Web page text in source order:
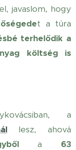
javaslom, hogy
t a túra
terhelődik a
költség is
a
lesz, ahová
a 63